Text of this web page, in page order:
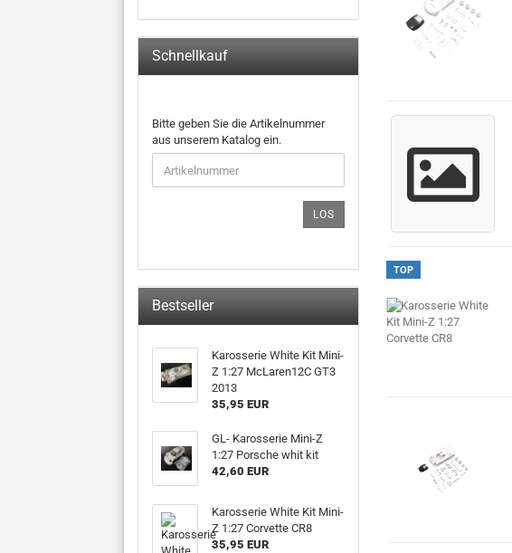
TOP
Schnellkauf
BITTE
GEBEN
SIE
DIE
ARTIKELNUMMER
Bitte geben Sie die Artikelnummer
aus unserem Katalog ein.
LOS
Bestseller
Karosserie White Kit Mini-
Z 1:27 McLaren12C GT3
2013
35,95 EUR
GL- Karosserie Mini-Z
1:27 Porsche whit kit
42,60 EUR
Karosserie White Kit Mini-
Z 1:27 Corvette CR8
35,95 EUR